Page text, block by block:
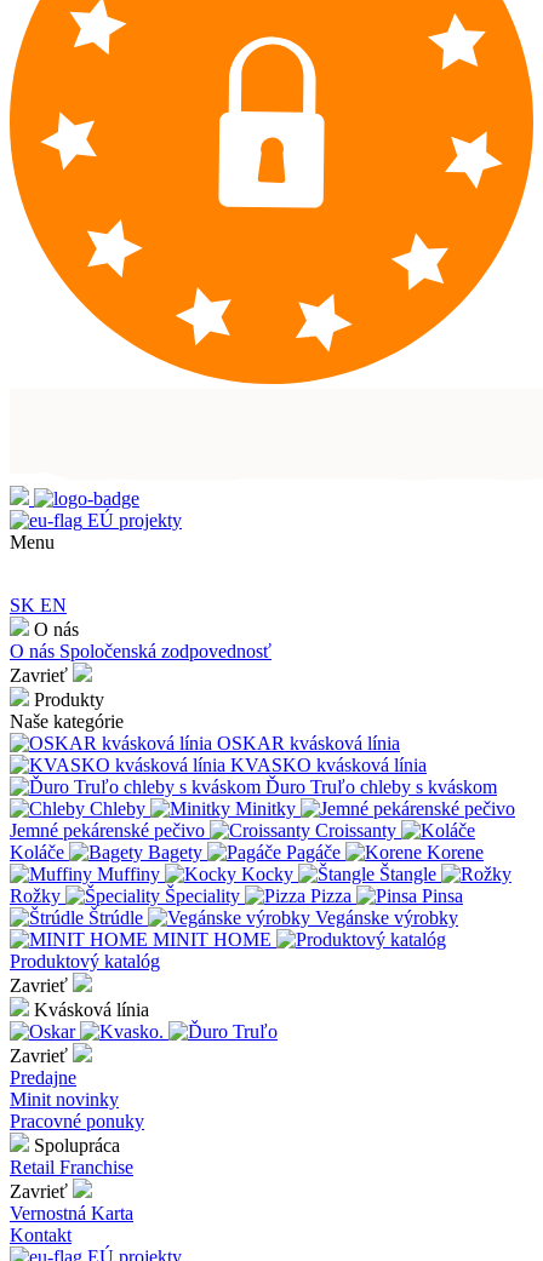
EÚ projekty
Menu
SK EN
O nás
O nás Spoločenská zodpovednosť
Zavrieť
Produkty
Naše kategórie
OSKAR kvásková línia
KVASKO kvásková línia
Ďuro Truľo chleby s kváskom
Chleby
Minitky
Jemné pekárenské pečivo
Croissanty
Koláče
Bagety Pagáče
Korene
Muffiny
Kocky
Štangle
Rožky
Špeciality Pizza
Pinsa
Štrúdle
Vegánske výrobky
MINIT HOME
Produktový katalóg
Zavrieť
Kvásková línia
Zavrieť
Predajne
Minit novinky
Pracovné ponuky
Spolupráca
Retail Franchise
Zavrieť
Vernostná Karta
Kontakt
EÚ projekty